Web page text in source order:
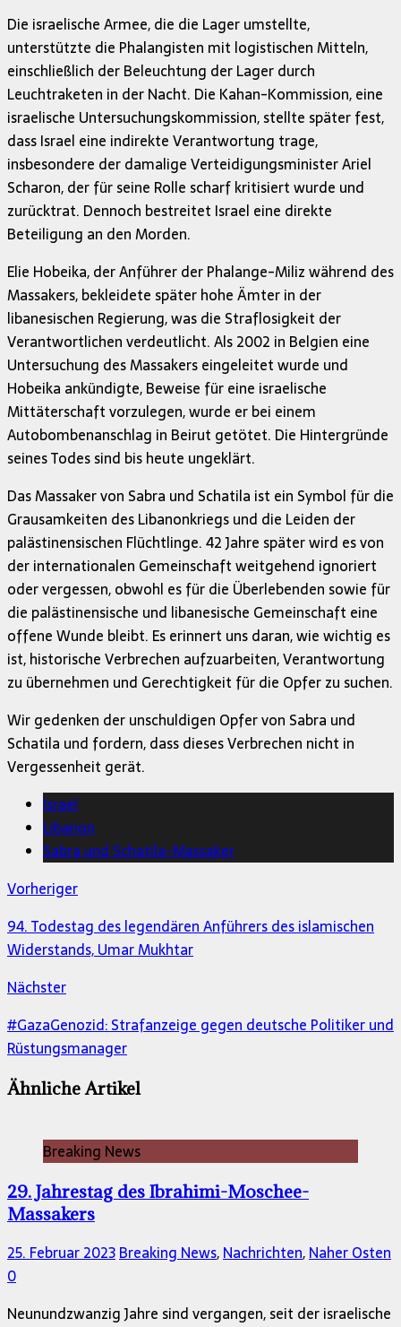
Die israelische Armee, die die Lager umstellte,
unterstützte die Phalangisten mit logistischen Mitteln,
einschließlich der Beleuchtung der Lager durch
Leuchtraketen in der Nacht. Die Kahan-Kommission, eine
israelische Untersuchungskommission, stellte später fest,
dass Israel eine indirekte Verantwortung trage,
insbesondere der damalige Verteidigungsminister Ariel
Scharon, der für seine Rolle scharf kritisiert wurde und
zurücktrat. Dennoch bestreitet Israel eine direkte
Beteiligung an den Morden.
Elie Hobeika, der Anführer der Phalange-Miliz während des
Massakers, bekleidete später hohe Ämter in der
libanesischen Regierung, was die Straflosigkeit der
Verantwortlichen verdeutlicht. Als 2002 in Belgien eine
Untersuchung des Massakers eingeleitet wurde und
Hobeika ankündigte, Beweise für eine israelische
Mittäterschaft vorzulegen, wurde er bei einem
Autobombenanschlag in Beirut getötet. Die Hintergründe
seines Todes sind bis heute ungeklärt.
Das Massaker von Sabra und Schatila ist ein Symbol für die
Grausamkeiten des Libanonkriegs und die Leiden der
palästinensischen Flüchtlinge. 42 Jahre später wird es von
der internationalen Gemeinschaft weitgehend ignoriert
oder vergessen, obwohl es für die Überlebenden sowie für
die palästinensische und libanesische Gemeinschaft eine
offene Wunde bleibt. Es erinnert uns daran, wie wichtig es
ist, historische Verbrechen aufzuarbeiten, Verantwortung
zu übernehmen und Gerechtigkeit für die Opfer zu suchen.
Wir gedenken der unschuldigen Opfer von Sabra und
Schatila und fordern, dass dieses Verbrechen nicht in
Vergessenheit gerät.
Israel
Libanon
Sabra und Schatila-Massaker
Vorheriger
94. Todestag des legendären Anführers des islamischen
Widerstands, Umar Mukhtar
Nächster
#GazaGenozid: Strafanzeige gegen deutsche Politiker und
Rüstungsmanager
Ähnliche Artikel
Breaking News
29. Jahrestag des Ibrahimi-Moschee-
Massakers
25. Februar 2023Breaking News,Nachrichten,Naher Osten
0
Neunundzwanzig Jahre sind vergangen, seit der israelische